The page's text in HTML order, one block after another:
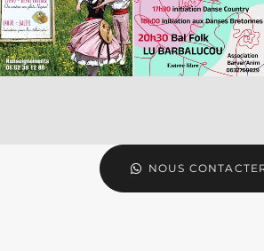
NOUS